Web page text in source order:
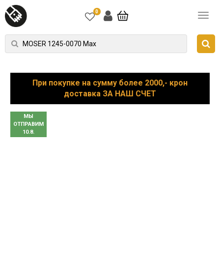
0
При покупке на сумму более 2000,- крон
доставка ЗА НАШ СЧЕТ
МЫ
ОТПРАВИМ
10.8.